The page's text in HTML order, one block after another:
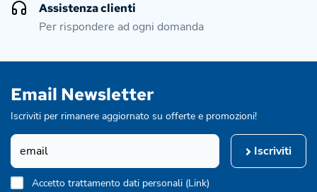
Assistenza clienti
Per rispondere ad ogni domanda
Email Newsletter
Iscriviti per rimanere aggiornato su offerte e promozioni!
Iscriviti
Accetto trattamento dati personali (Link)